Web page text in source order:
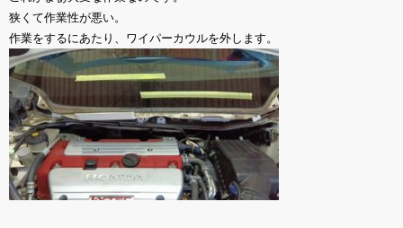
狭くて作業性が悪い。
作業をするにあたり、ワイパーカウルを外します。